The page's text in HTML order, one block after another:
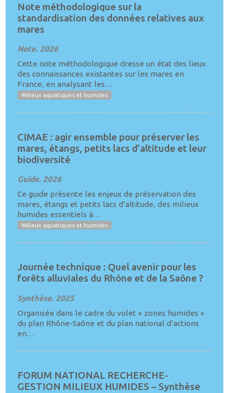
Note méthodologique sur la
standardisation des données relatives aux
mares
Note. 2026
Cette note méthodologique dresse un état des lieux
des connaissances existantes sur les mares en
France, en analysant les…
Milieux aquatiques et humides
CIMAE : agir ensemble pour préserver les
mares, étangs, petits lacs d’altitude et leur
biodiversité
Guide. 2026
Ce guide présente les enjeux de préservation des
mares, étangs et petits lacs d’altitude, des milieux
humides essentiels à…
Milieux aquatiques et humides
Journée technique : Quel avenir pour les
forêts alluviales du Rhône et de la Saône ?
Synthèse. 2025
Organisée dans le cadre du volet « zones humides »
du plan Rhône-Saône et du plan national d’actions
en…
FORUM NATIONAL RECHERCHE-
GESTION MILIEUX HUMIDES – Synthèse